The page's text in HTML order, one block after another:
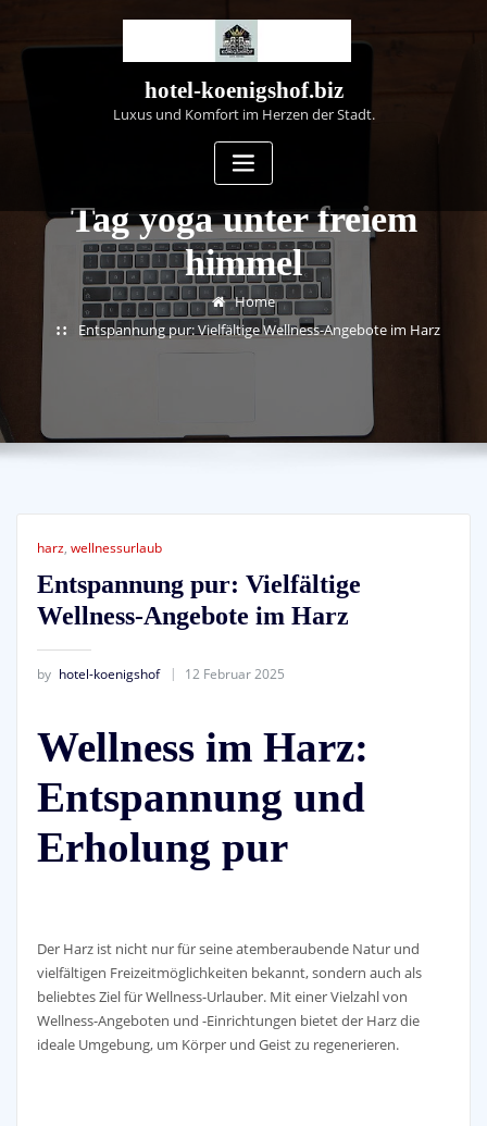
hotel-koenigshof.biz
Luxus und Komfort im Herzen der Stadt.
Tag yoga unter freiem
himmel
Home
Entspannung pur: Vielfältige Wellness-Angebote im Harz
harz, wellnessurlaub
Entspannung pur: Vielfältige
Wellness-Angebote im Harz
by hotel-koenigshof 12 Februar 2025
Wellness im Harz:
Entspannung und
Erholung pur
Der Harz ist nicht nur für seine atemberaubende Natur und
vielfältigen Freizeitmöglichkeiten bekannt, sondern auch als
beliebtes Ziel für Wellness-Urlauber. Mit einer Vielzahl von
Wellness-Angeboten und -Einrichtungen bietet der Harz die
ideale Umgebung, um Körper und Geist zu regenerieren.